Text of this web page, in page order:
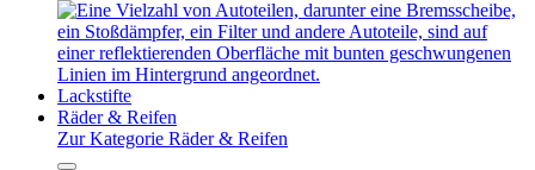
Lackstifte
Räder & Reifen
Zur Kategorie Räder & Reifen